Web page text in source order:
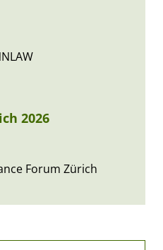
2026
Forum Zürich